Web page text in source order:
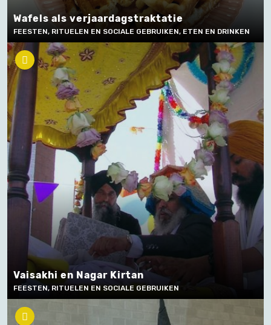
Wafels als verjaardagstraktatie
FEESTEN, RITUELEN EN SOCIALE GEBRUIKEN, ETEN EN DRINKEN
Vaisakhi en Nagar Kirtan
FEESTEN, RITUELEN EN SOCIALE GEBRUIKEN